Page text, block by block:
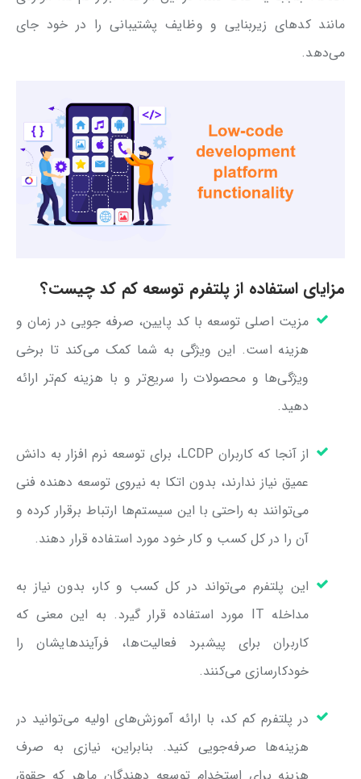
مانند کدهای زیربنایی و وظایف پشتیبانی را در خود جای
می‌دهد.
مزایای استفاده از پلتفرم توسعه کم کد چیست؟
مزیت اصلی توسعه با کد پایین، صرفه جویی در زمان و
هزینه است. این ویژگی به شما کمک می‌کند تا برخی
ویژگی‌ها و محصولات را سریع‌تر و با هزینه کم‌تر ارائه
دهید.
از آنجا که کاربران LCDP، برای توسعه نرم افزار به دانش
عمیق نیاز ندارند، بدون اتکا به نیروی توسعه دهنده فنی
می‌توانند به راحتی با این سیستم‌ها ارتباط برقرار کرده و
آن را در کل کسب و کار خود مورد استفاده قرار دهند.
این پلتفرم می‌تواند در کل کسب و کار، بدون نیاز به
مداخله IT مورد استفاده قرار گیرد. به این معنی که
کاربران برای پیشبرد فعالیت‌ها، فرآیندهایشان را
خودکارسازی می‌کنند.
در پلتفرم کم کد، با ارائه آموزش‌های اولیه می‌توانید در
هزینه‌ها صرفه‌جویی کنید. بنابراین، نیازی به صرف